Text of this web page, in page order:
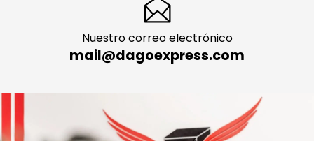
Nuestro correo electrónico
mail@dagoexpress.com